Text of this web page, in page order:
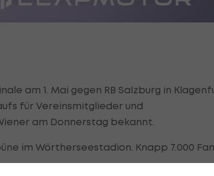
am 1. Mai gegen RB Salzburg in
für Vereinsmitglieder und
am Donnerstag bekannt.
im Wörtherseestadion. Knapp 7.000